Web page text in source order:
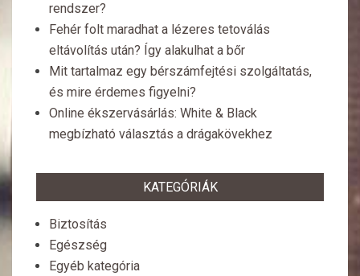
rendszer?
Fehér folt maradhat a lézeres tetoválás
eltávolítás után? Így alakulhat a bőr
Mit tartalmaz egy bérszámfejtési szolgáltatás,
és mire érdemes figyelni?
Online ékszervásárlás: White & Black
megbízható választás a drágakövekhez
KATEGÓRIÁK
Biztosítás
Egészség
Egyéb kategória